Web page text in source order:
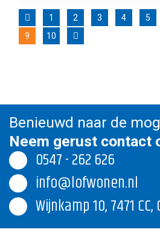
Benieuwd naar de
Neem gerust contact
0547 - 262 626
info@lofwonen.nl
Wijnkamp 10, 7471 CC,